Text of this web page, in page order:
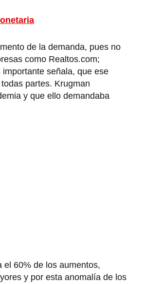
de la demanda, pues no
como Realtos.com;
señala, que ese
partes. Krugman
y que ello demandaba
el 60% de los aumentos,
y por esta anomalía de los